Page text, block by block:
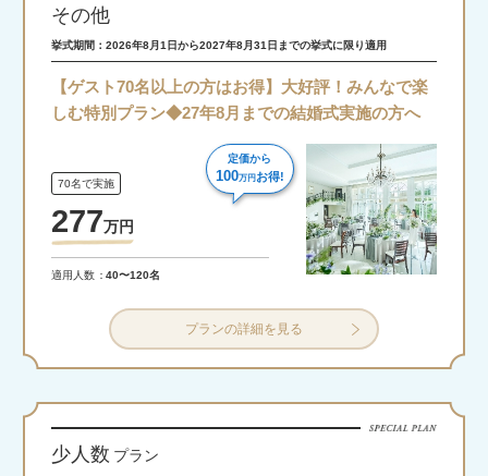
その他
挙式期間：2026年8月1日から2027年8月31日までの挙式に限り適用
【ゲスト70名以上の方はお得】大好評！みんなで楽
しむ特別プラン◆27年8月までの結婚式実施の方へ
70名で実施
277万円
定価から
100万円お得!
適用人数 40〜120名
プランの詳細を見る
少人数 プラン